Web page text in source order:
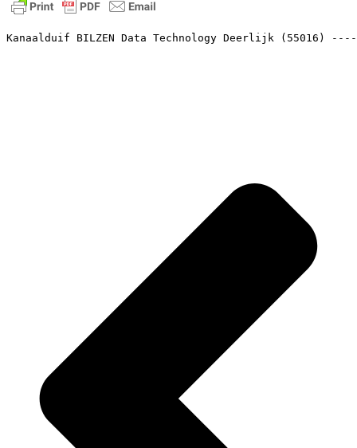
Kanaalduif BILZEN Data Technology Deerlijk (55016)